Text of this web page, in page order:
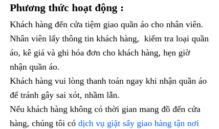
Phương thức hoạt động :
Khách hàng đến cửa tiệm giao quần áo cho nhân viên.
Nhân viên lấy thông tin khách hàng, kiểm tra loại quần
áo, kê giá và ghi hóa đơn cho khách hàng, hẹn giờ
nhận quần áo.
Khách hàng vui lòng thanh toán ngay khi nhận quần áo
để tránh gây sai xót, nhầm lẫn.
Nếu khách hàng không có thời gian mang đồ đến cửa
hàng, chúng tôi có dịch vụ giặt sấy giao hàng tận nơi